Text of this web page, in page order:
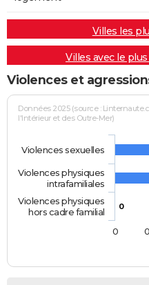
Villes les
Villes avec le
Violences et
Données 2025 (source :
l'Intérieur et des Outre-Mer)
0
Violences sexuelles
Violences physiques
intrafamiliales
Violences physiques
hors cadre familial
0